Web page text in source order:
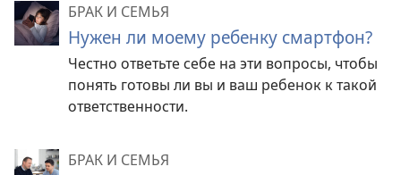
БРАК И СЕМЬЯ
Нужен ли моему ребенку смартфон?
Честно ответьте себе на эти вопросы, чтобы
понять готовы ли вы и ваш ребенок к такой
ответственности.
БРАК И СЕМЬЯ